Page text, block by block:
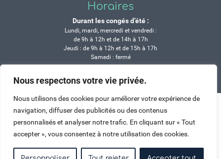
Nous respectons votre vie privée.
Nous utilisons des cookies pour améliorer votre expérience de
navigation, diffuser des publicités ou des contenus
personnalisés et analyser notre trafic. En cliquant sur « Tout
accepter », vous consentez à notre utilisation des cookies.
Horaires
Durant les congés d’été :
Lundi, mardi, mercredi et vendredi :
de 9h à 12h et de 14h à 17h
Jeudi : de 9h à 12h et de 15h à 17h
Samedi : fermé
Crédits Mentions légales Contactez-nous
Haut de page